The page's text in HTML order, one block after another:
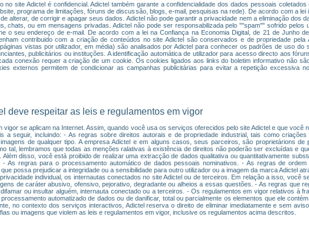
site Adictel é confidencial. Adictel também garante a confidencialidade dos dados pessoais
programa de limitações, fóruns de discussão, blogs, e-mail, pesquisas na rede). De acordo com a lei
alterar, de corrigir e apagar seus dados. Adictel não pode garantir a privacidade nem a eliminação dos
chats, ou em mensagens privadas. Adictel não pode ser responsabilizada pelo ""spam"" sofrido pelos
o seu endereço de e-mail. De acordo com a lei na Confiança na Economia Digital, de 21 de Junho
contribuido com a criação de conteúdos no site Adictel são conservados e de propriedade pela
vistas por utilizador, em média) são analisados por Adictel para conhecer os padrões de uso do
publicitários ou instituções. A identificação automática de utilizador para acesso directo aos
conexão requer a criação de um cookie. Os cookies ligados aos links do boletim informativo não
externos permitem de condicionar as campanhas publicitárias para evitar a repetição excessiva
deve respeitar as leis e regulamentos em vigor
se aplicam na Internet. Assim, quando você usa os serviços oferecidos pelo site Adictel e que você
a seguir, incluindo: - As regras sobre direitos autorais e de propriedade industrial, tais como criações
de qualquer tipo. A empresa Adictel e em alguns casos, seus parceiros, são proprietárions de
tal, lembramos que todas as menções ralativas à existência de direitos não poderão ser excluídas e
disso, você está proibido de realizar uma extracção de dados qualitativa ou quantitativamente
As regras para o processamento automático de dados pessoais nominativos. - As regras de
possa prejudicar a integridade ou a sensibilidade para outro utilizador ou a imagem da marca Adictel
individual, os internautas conectados no site Adictel ou de terceiros. Em relação a isso, você
de caráter abusivo, ofensivo, pejorativo, degradante ou alheios a essas questões. - As regras que
ou insultar alguém, internauta conectado ou a terceiros. - Os regulamentos em vigor relativos à
automatizado de dados ou de danificar, total ou parcialmente os elementos que ele
no contexto dos serviços interactivos, Adictel reserva o direito de eliminar imediatamente e sem
ou imagens que violem as leis e regulamentos em vigor, inclusive os regulamentos acima descritos.